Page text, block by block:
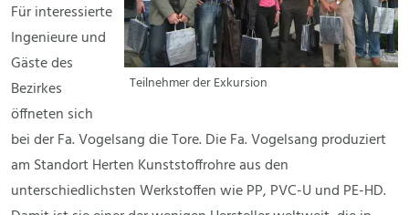
Teilnehmer der Exkursion
Für interessierte
Ingenieure und
Gäste des
Bezirkes
öffneten sich
bei der Fa. Vogelsang die Tore. Die Fa. Vogelsang produziert
am Standort Herten Kunststoffrohre aus den
unterschiedlichsten Werkstoffen wie PP, PVC-U und PE-HD.